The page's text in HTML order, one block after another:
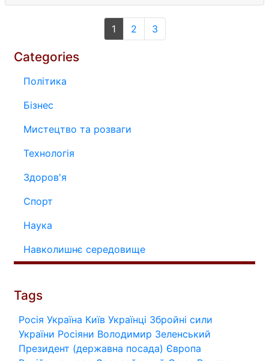
1 2 3
Categories
Політика
Бізнес
Мистецтво та розваги
Технологія
Здоров'я
Спорт
Наука
Навколишнє середовище
Tags
Росія Україна Київ Українці Збройні сили
України Росіяни Володимир Зеленський
Президент (державна посада) Європа